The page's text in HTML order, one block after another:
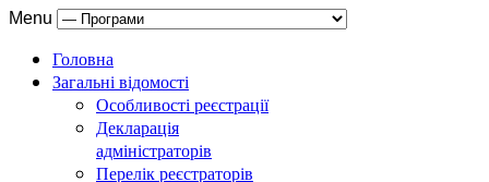
Menu
Головна
Загальні відомості
Особливості реєстрації
Декларація
адміністраторів
Перелік реєстраторів